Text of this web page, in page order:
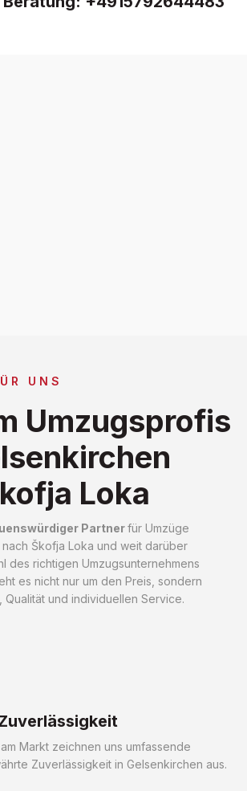
UNS
Umzugsprofis
Loka
Partnerfür Umzüge
Škofja Loka und weit darüber
des richtigen Umzugsunternehmens
es nicht nur um den Preis, sondern
Qualität und individuellen Service.
Markt zeichnen uns umfassende
Zuverlässigkeit in Gelsenkirchen aus.